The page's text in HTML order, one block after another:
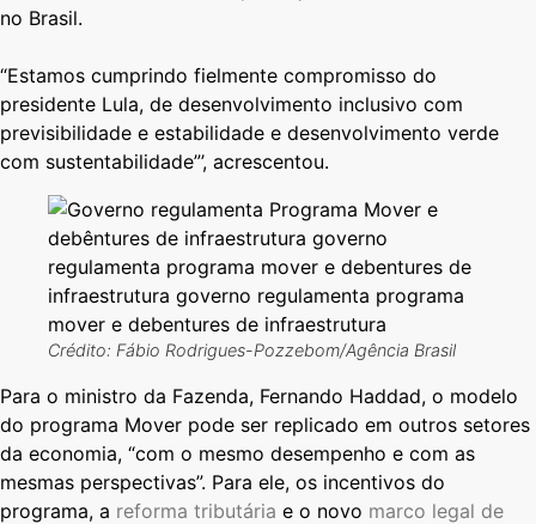
no Brasil.
“Estamos cumprindo fielmente compromisso do
presidente Lula, de desenvolvimento inclusivo com
previsibilidade e estabilidade e desenvolvimento verde
com sustentabilidade”’, acrescentou.
Crédito: Fábio Rodrigues-Pozzebom/Agência Brasil
Para o ministro da Fazenda, Fernando Haddad, o modelo
do programa Mover pode ser replicado em outros setores
da economia, “com o mesmo desempenho e com as
mesmas perspectivas”. Para ele, os incentivos do
programa, a reforma tributária e o novo marco legal de